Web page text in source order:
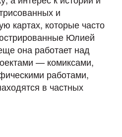
и
картах, которые часто
Юлией
она работает над
— комиксами,
работами,
в частных